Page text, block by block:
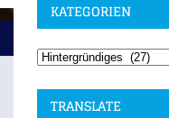
KATEGORIEN
TRANSLATE